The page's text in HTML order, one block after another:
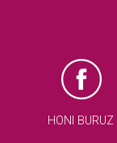
HONI BURUZ